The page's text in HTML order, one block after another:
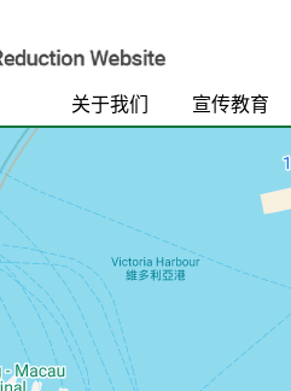
关于我们 宣传教育